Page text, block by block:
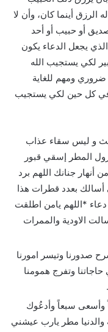
الرزق أينما كان، وأن لا
أو حبيب أو أحد
يجعل الدعاء يكون
لكي يستجيب الله
ومهم للغاية
كل حين لكي يستجيب
غيث و ليس سقاء عذاب
المطر إسقي قبور
جنانك اللھم برد
أسالك بعدد قطرات هذا
*اللهم يامن اطلقت
الاودية والممرات
صدورنا وتيسر امورنا
وتفرج همومنا
وأسعى سبعاً وأدعُوك
مطر يارب عيشني